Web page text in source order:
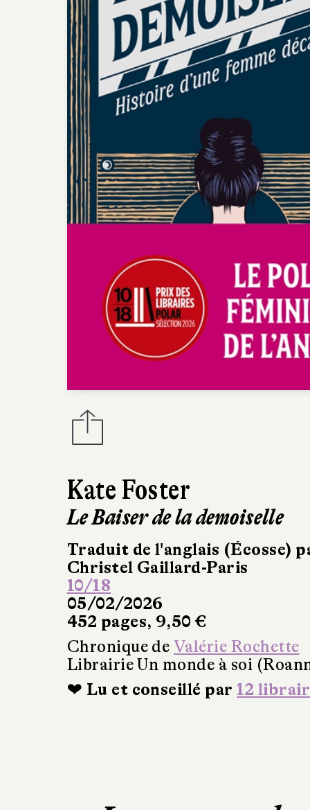
Kate Foster
Le Baiser de la demoiselle
Traduit de l'anglais (Écosse)
Christel Gaillard-Paris
10/18
05/02/2026
452 pages, 9,50 €
Chronique de Valérie Rochette
Librairie Un monde à soi
❤ Lu et conseillé par 12